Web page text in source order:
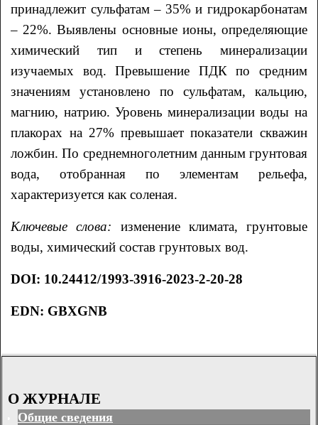
принадлежит сульфатам – 35% и гидрокарбонатам
– 22%. Выявлены основные ионы, определяющие
химический тип и степень минерализации
изучаемых вод. Превышение ПДК по средним
значениям установлено по сульфатам, кальцию,
магнию, натрию. Уровень минерализации воды на
плакорах на 27% превышает показатели скважин
ложбин. По среднемноголетним данным грунтовая
вода, отобранная по элементам рельефа,
характеризуется как соленая.
Ключевые слова: изменение климата, грунтовые
воды, химический состав грунтовых вод.
DOI: 10.24412/1993-3916-2023-2-20-28
EDN: GBXGNB
О ЖУРНАЛЕ
Общие сведения